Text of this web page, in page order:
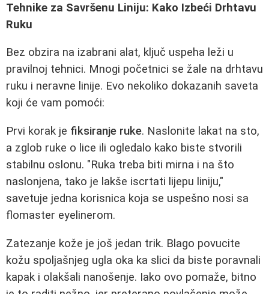
Tehnike za Savršenu Liniju: Kako Izbeći Drhtavu
Ruku
Bez obzira na izabrani alat, ključ uspeha leži u
pravilnoj tehnici. Mnogi početnici se žale na drhtavu
ruku i neravne linije. Evo nekoliko dokazanih saveta
koji će vam pomoći:
Prvi korak je fiksiranje ruke. Naslonite lakat na sto,
a zglob ruke o lice ili ogledalo kako biste stvorili
stabilnu oslonu. "Ruka treba biti mirna i na što
naslonjena, tako je lakše iscrtati lijepu liniju,"
savetuje jedna korisnica koja se uspešno nosi sa
flomaster eyelinerom.
Zatezanje kože je još jedan trik. Blago povucite
kožu spoljašnjeg ugla oka ka slici da biste poravnali
kapak i olakšali nanošenje. Iako ovo pomaže, bitno